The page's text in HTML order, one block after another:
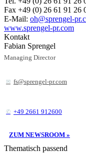
Fax +49 (0) 26 61 91 26
E-Mail: oh@sprengel-
www.sprengel-pr.com
Kontakt
Fabian Sprengel
Managing Director
fs@sprengel-pr.com
+49 2661 912600
ZUM NEWSROOM »
Thematisch passend